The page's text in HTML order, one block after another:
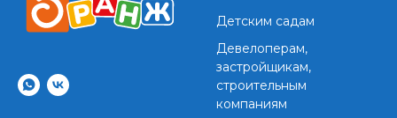
Детским садам
Девелоперам,
застройщикам,
строительным
компаниям